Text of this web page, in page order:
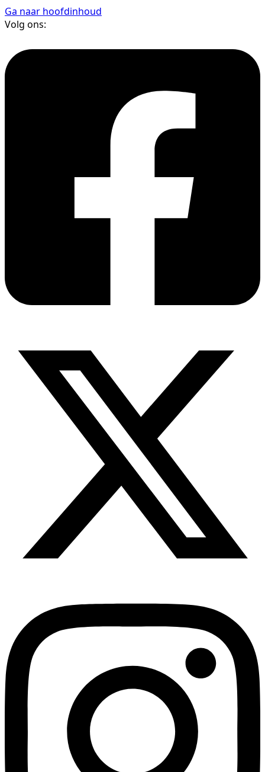
Ga naar hoofdinhoud
Volg ons: